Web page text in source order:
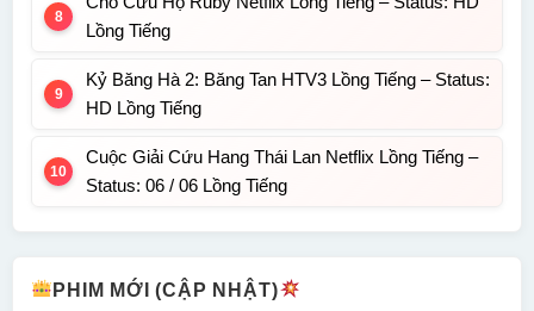
Lồng Tiếng
Kỷ Băng Hà 2: Băng Tan HTV3 Lồng Tiếng – Status:
HD Lồng Tiếng
Cuộc Giải Cứu Hang Thái Lan Netflix Lồng Tiếng –
Status: 06 / 06 Lồng Tiếng
PHIM MỚI (CẬP NHẬT)